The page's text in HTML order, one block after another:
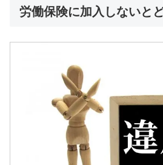
労働保険に加入しないと